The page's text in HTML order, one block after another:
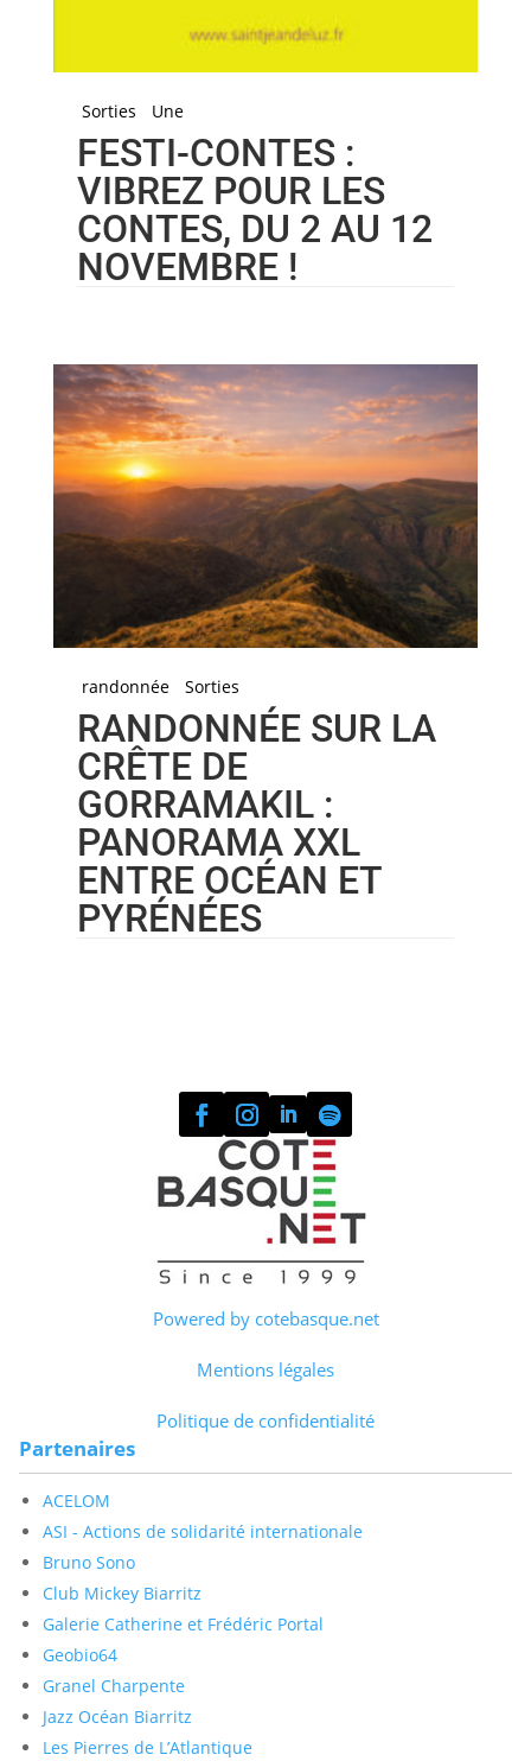
Sorties Une
FESTI-CONTES :
VIBREZ POUR LES
CONTES, DU 2 AU 12
NOVEMBRE !
randonnée Sorties
RANDONNÉE SUR LA
CRÊTE DE
GORRAMAKIL :
PANORAMA XXL
ENTRE OCÉAN ET
PYRÉNÉES
Powered by cotebasque.net
Mentions légales
Politique de confidentialité
Partenaires
ACELOM
ASI - Actions de solidarité internationale
Bruno Sono
Club Mickey Biarritz
Galerie Catherine et Frédéric Portal
Geobio64
Granel Charpente
Jazz Océan Biarritz
Les Pierres de L’Atlantique